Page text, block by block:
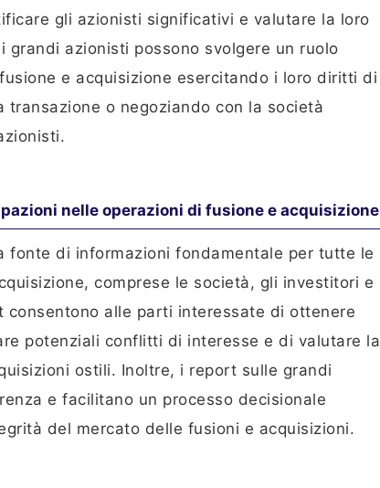
gli azionisti significativi e valutare la loro
azionisti possono svolgere un ruolo
e acquisizione esercitando i loro diritti di
o negoziando con la società
nelle operazioni di fusione e acquisizione
fonte di informazioni fondamentale per tutte le
comprese le società, gli investitori e
alle parti interessate di ottenere
potenziali conflitti di interesse e di valutare la
ostili. Inoltre, i report sulle grandi
e facilitano un processo decisionale
del mercato delle fusioni e acquisizioni.